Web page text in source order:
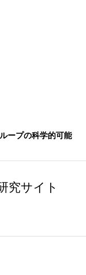
ープの科学的可能
究サイト